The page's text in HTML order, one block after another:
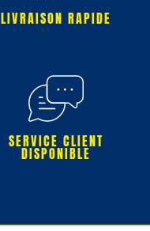
LIVRAISON RAPIDE
SERVICE CLIENT
DISPONIBLE